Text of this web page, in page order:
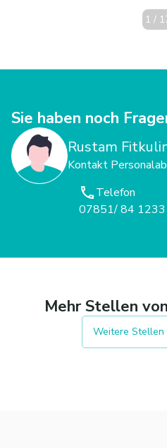
1 /
Sie haben noch
Rustam
Kontakt
Telefon
07851/ 84 1233
Mehr Stellen von
Weitere Stellen